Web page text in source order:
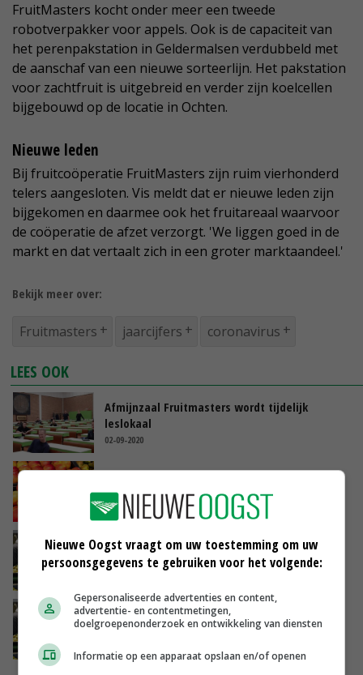
FruitMasters kocht onder meer een tweede
robotverpakker voor appels. Ook is de capaciteit van
het perenpakstation in Geldermalsen verdubbeld met
de aanschaf van een nieuwe sorteerlijn. Het pakstation
voor zachtfruit is uitgebreid en verder zijn koelcellen
bijgebouwd op de locatie in Ochten.
Nieuwe leden
Bij fruitcoöperatie FruitMasters zijn ruim vierhonderd
telers aangesloten. Vis meldt dat er nieuwe leden zijn
bijgekomen en daarmee ook het fruitareaal waarvoor
de coöperatie de afzet verzorgt. 'We liggen goed in de
markt en dat vertaalt zich in een groter marktaandeel.'
Bekijk meer over:
Fruitmasters jaarcijfers coronavirus
LEES OOK
Afmijnzaal Fruitmasters wordt tijdelijk
leslokaal
02-09-2020
GGD-test: 11 procent medewerkers
fruitbedrijven heeft corona
05-06-2020
GGD test medewerkers fruitbedrijven op
corona
FruitMasters verbindt zich aan Fruit Tech
Campus
Nieuwe Oogst vraagt om uw toestemming om uw
persoonsgegevens te gebruiken voor het volgende:
Gepersonaliseerde advertenties en content,
advertentie- en contentmetingen,
doelgroepenonderzoek en ontwikkeling van diensten
Informatie op een apparaat opslaan en/of openen